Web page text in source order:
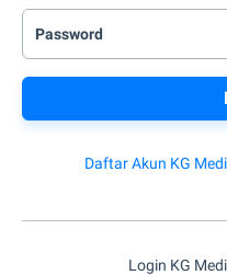
Password
Daftar Akun KG
Login KG